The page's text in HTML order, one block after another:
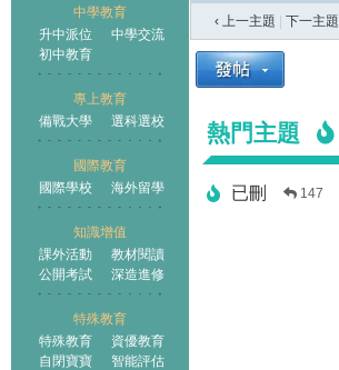
中學教育
升中派位
中學交流
初中教育
專上教育
備戰大學
選科選校
國際教育
國際學校
海外留學
知識增值
課外活動
教材閱讀
公開考試
深造進修
特殊教育
特殊教育
資優教育
自閉寶寶
智能評估
‹ 上一主題 下一主題
熱門主題
已刪 147